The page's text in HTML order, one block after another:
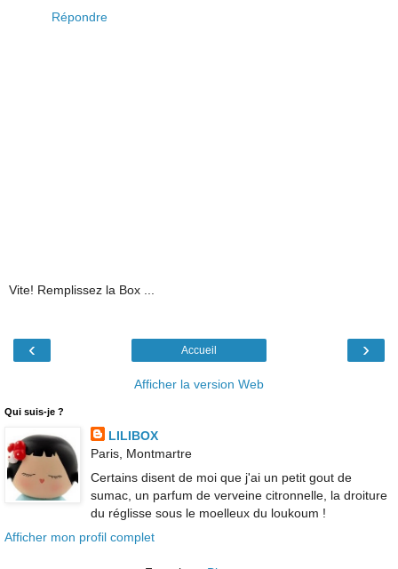
Répondre
Vite! Remplissez la Box ...
‹ ›
Accueil
Afficher la version Web
Qui suis-je ?
LILIBOX
Paris, Montmartre
Certains disent de moi que j'ai un petit gout de
sumac, un parfum de verveine citronnelle, la droiture
du réglisse sous le moelleux du loukoum !
Afficher mon profil complet